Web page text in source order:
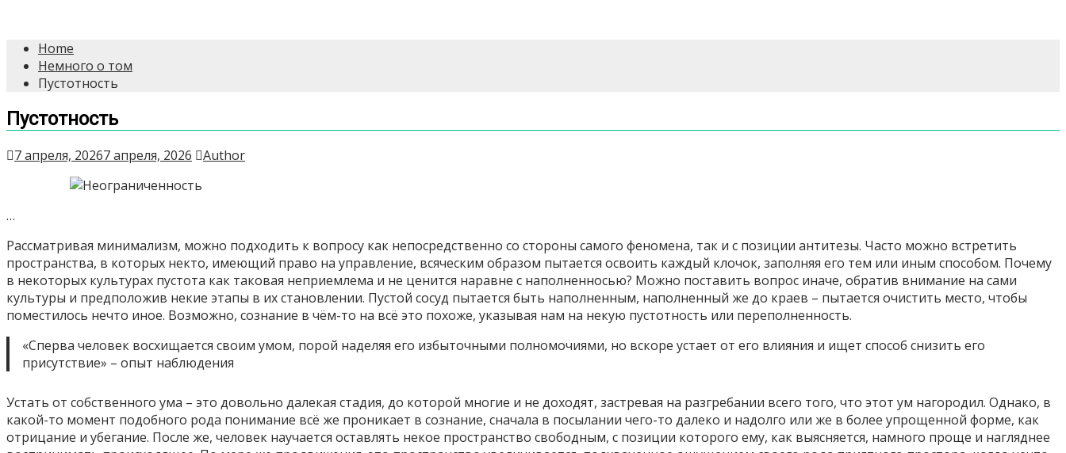
Home
Немного о том
Пустотность
Пустотность
7 апреля, 20267 апреля, 2026 Author
…
Рассматривая минимализм, можно подходить к вопросу как непосредственно со стороны самого феномена, так и с позиции антитезы. Часто можно встретить
пространства, в которых некто, имеющий право на управление, всяческим образом пытается освоить каждый клочок, заполняя его тем или иным способом. Почему
в некоторых культурах пустота как таковая неприемлема и не ценится наравне с наполненносью? Можно поставить вопрос иначе, обратив внимание на сами
культуры и предположив некие этапы в их становлении. Пустой сосуд пытается быть наполненным, наполненный же до краев – пытается очистить место, чтобы
поместилось нечто иное. Возможно, сознание в чём-то на всё это похоже, указывая нам на некую пустотность или переполненность.
«Сперва человек восхищается своим умом, порой наделяя его избыточными полномочиями, но вскоре устает от его влияния и ищет способ снизить его
присутствие» – опыт наблюдения
Устать от собственного ума – это довольно далекая стадия, до которой многие и не доходят, застревая на разгребании всего того, что этот ум нагородил. Однако, в
какой-то момент подобного рода понимание всё же проникает в сознание, сначала в посылании чего-то далеко и надолго или же в более упрощенной форме, как
отрицание и убегание. После же, человек научается оставлять некое пространство свободным, с позиции которого ему, как выясняется, намного проще и нагляднее